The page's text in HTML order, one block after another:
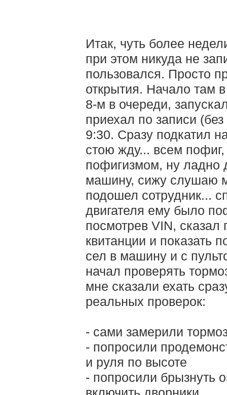
Итак, чуть более
при этом никуда не
пользовался. Просто
открытия. Начало там
8-м в очереди,
приехал по записи
9:30. Сразу подкатил
стою жду... всем
пофигизмом, ну
машину, сижу слушаю
подошел сотрудник...
двигателя ему было
посмотрев VIN, сказал
квитанции и показать
сел в машину и с
начал проверять
мне сказали ехать
реальных проверок:
- сами замерили
- попросили
и руля по высоте
- попросили брызнуть